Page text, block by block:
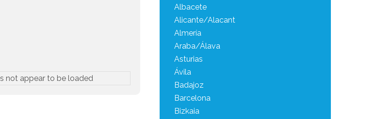
not appear to be loaded
Albacete
Alicante/Alacant
Almería
Araba/Álava
Asturias
Ávila
Badajoz
Barcelona
Bizkaia